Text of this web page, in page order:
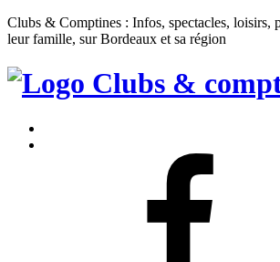
Clubs & Comptines : Infos, spectacles, loisirs,
leur famille, sur Bordeaux et sa région
Clubs
Comptines